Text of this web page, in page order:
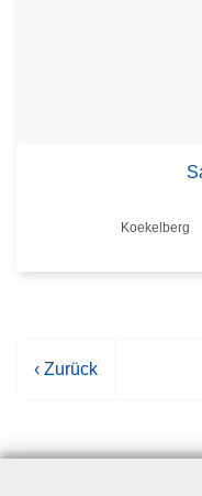
Standort
Koekelberg
V
h
‹ Zurück